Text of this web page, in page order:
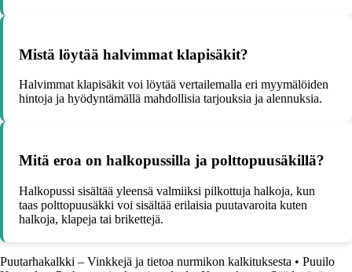
Mistä löytää halvimmat klapisäkit?
Halvimmat klapisäkit voi löytää vertailemalla eri myymälöiden
hintoja ja hyödyntämällä mahdollisia tarjouksia ja alennuksia.
Mitä eroa on halkopussilla ja polttopuusäkillä?
Halkopussi sisältää yleensä valmiiksi pilkottuja halkoja, kun
taas polttopuusäkki voi sisältää erilaisia puutavaroita kuten
halkoja, klapeja tai brikettejä.
Puutarhakalkki – Vinkkejä ja tietoa nurmikon kalkituksesta • Puuilo